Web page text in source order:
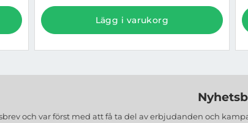
Lägg i varukorg
och var först med att få ta del av erbjudanden och